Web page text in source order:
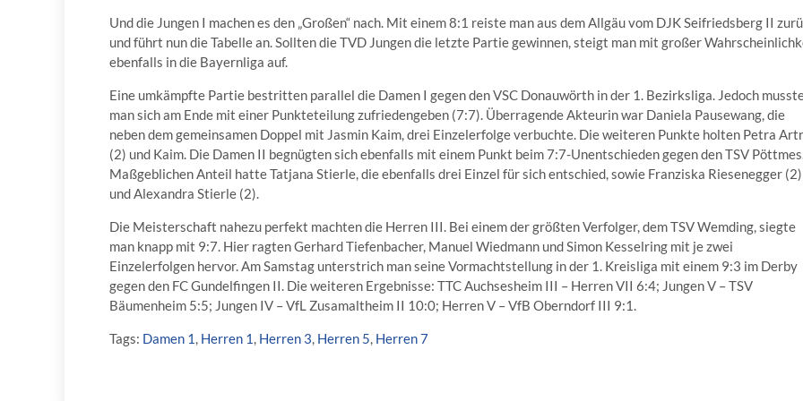
Und die Jungen I machen es den „Großen“ nach. Mit einem 8:1 reiste man aus dem Allgäu vom DJK Seifriedsberg II
und führt nun die Tabelle an. Sollten die TVD Jungen die letzte Partie gewinnen, steigt man mit großer
ebenfalls in die Bayernliga auf.
Eine umkämpfte Partie bestritten parallel die Damen I gegen den VSC Donauwörth in der 1. Bezirksliga. Jedoch
man sich am Ende mit einer Punkteteilung zufriedengeben (7:7). Überragende Akteurin war Daniela Pausewang, die
neben dem gemeinsamen Doppel mit Jasmin Kaim, drei Einzelerfolge verbuchte. Die weiteren Punkte holten Petra
(2) und Kaim. Die Damen II begnügten sich ebenfalls mit einem Punkt beim 7:7-Unentschieden gegen den TSV
Maßgeblichen Anteil hatte Tatjana Stierle, die ebenfalls drei Einzel für sich entschied, sowie Franziska Riesenegger (2)
und Alexandra Stierle (2).
Die Meisterschaft nahezu perfekt machten die Herren III. Bei einem der größten Verfolger, dem TSV Wemding, siegte
man knapp mit 9:7. Hier ragten Gerhard Tiefenbacher, Manuel Wiedmann und Simon Kesselring mit je zwei
Einzelerfolgen hervor. Am Samstag unterstrich man seine Vormachtstellung in der 1. Kreisliga mit einem 9:3 im Derby
gegen den FC Gundelfingen II. Die weiteren Ergebnisse: TTC Auchsesheim III – Herren VII 6:4; Jungen V – TSV
Bäumenheim 5:5; Jungen IV – VfL Zusamaltheim II 10:0; Herren V – VfB Oberndorf III 9:1.
Tags: Damen 1 , Herren 1 , Herren 3, Herren 5, Herren 7